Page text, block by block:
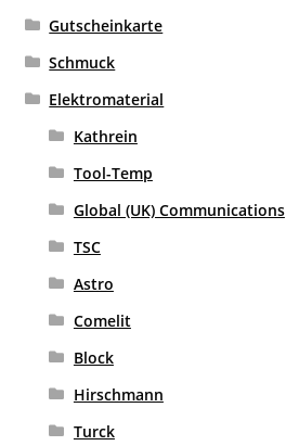
Gutscheinkarte
Schmuck
Elektromaterial
Kathrein
Tool-Temp
Global (UK) Communications
TSC
Astro
Comelit
Block
Hirschmann
Turck